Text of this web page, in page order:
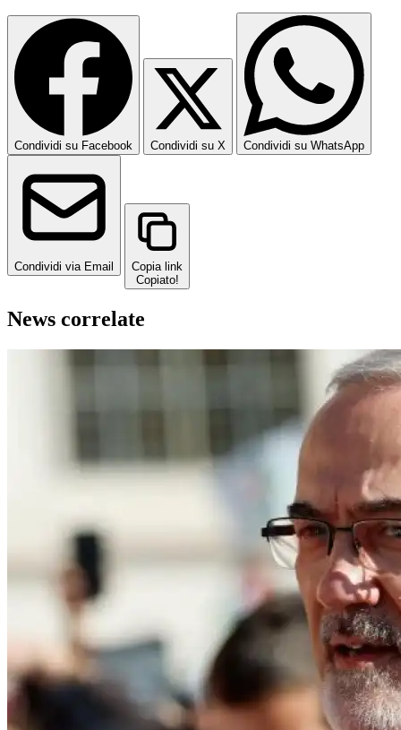
Condividi su Facebook Condividi su X Condividi su WhatsApp
Condividi via Email
Copia link
Copiato!
News correlate